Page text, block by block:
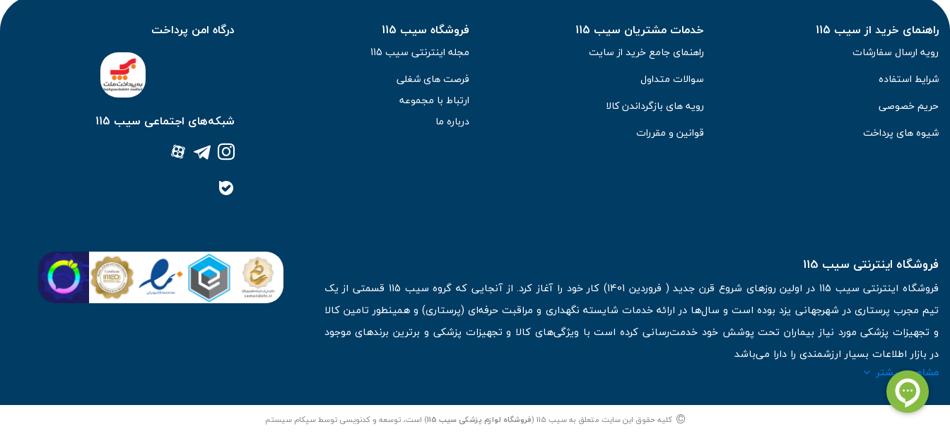
راهنمای خرید از سیب 115
رویه ارسال سفارشات
شرایط استفاده
حریم خصوصی
شیوه های پرداخت
خدمات مشتریان سیب 115
راهنمای جامع خرید از سایت
سوالات متداول
رویه های بازگرداندن کالا
قوانین و مقررات
فروشگاه سیب 115
مجله اینترنتی سیب 115
فرصت های شغلی
ارتباط با مجموعه
درباره ما
درگاه امن پرداخت
شبکه‌های اجتماعی سیب 115
فروشگاه اینترنتی سیب 115
فروشگاه اینترنتی سیب 115 در اولین روزهای شروع قرن جدید ( فروردین 1401) کار خود را آغاز کرد. از آنجایی که گروه سیب 115 قسمتی از یک
تیم مجرب پرستاری در شهرجهانی یزد بوده است و سال‌ها در ارائه خدمات شایسته نگهداری و مراقبت حرفه‌ای (پرستاری) و همینطور تامین کالا
و تجهیزات پزشکی مورد نیاز بیماران تحت پوشش خود خدمت‌رسانی کرده است با ویژگی‌های کالا و تجهیزات پزشکی و برترین برندهای موجود
در بازار اطلاعات بسیار ارزشمندی را دارا می‌باشد
آدرس: یزد، خیابان کاشانی، روبروی بیمارستان بهمن | تلفن همراه: 09136243383 | تلفن تماس : 36333383-035 | ایمیل: Info@Sib115.com
مشاهده بیشتر
© کلیه حقوق این سایت متعلق به سیب 115 ( فروشگاه لوازم پزشکی سیب 115 ) است، توسعه و کدنویسی توسطسپکام سیستم